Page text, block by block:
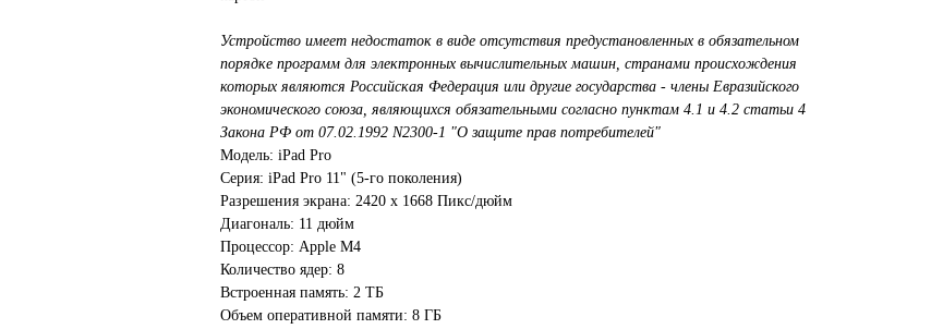
Устройство имеет недостаток в виде отсутствия предустановленных в обязательном
порядке программ для электронных вычислительных машин, странами происхождения
которых являются Российская Федерация или другие государства - члены Евразийского
экономического союза, являющихся обязательными согласно пунктам 4.1 и 4.2 статьи 4
Закона РФ от 07.02.1992 N2300-1 "О защите прав потребителей"
Модель: iPad Pro
Серия: iPad Pro 11" (5-го поколения)
Разрешения экрана: 2420 х 1668 Пикс/дюйм
Диагональ: 11 дюйм
Процессор: Apple M4
Количество ядер: 8
Встроенная память: 2 ТБ
Объем оперативной памяти: 8 ГБ